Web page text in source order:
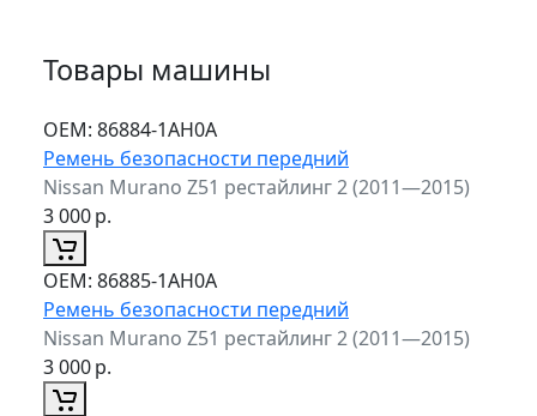
Товары машины
ОЕМ: 86884-1AH0A
Ремень безопасности передний
Nissan Murano Z51 рестайлинг 2 (2011—2015)
3 000р.
ОЕМ: 86885-1AH0A
Ремень безопасности передний
Nissan Murano Z51 рестайлинг 2 (2011—2015)
3 000р.